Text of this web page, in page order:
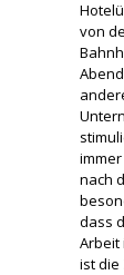
von
nach
dass
Arbeit
ist